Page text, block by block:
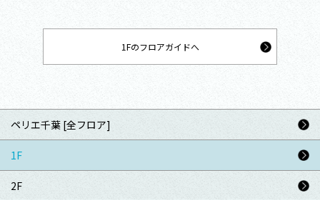
1Fのフロアガイドへ
ペリエ千葉 [全フロア]
1F
2F